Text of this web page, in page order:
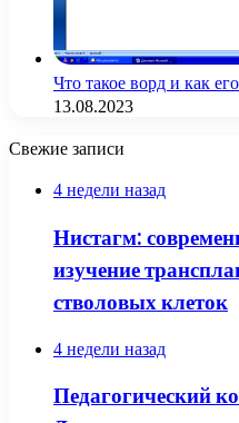
Что такое ворд и как
13.08.2023
Свежие записи
4 недели назад
Нистагм:
изучение
стволовых клеток
4 недели назад
Педагогический